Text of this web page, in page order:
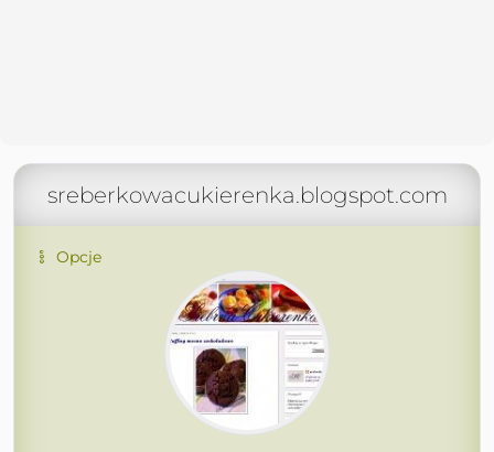
sreberkowacukierenka.blogspot.com
Opcje